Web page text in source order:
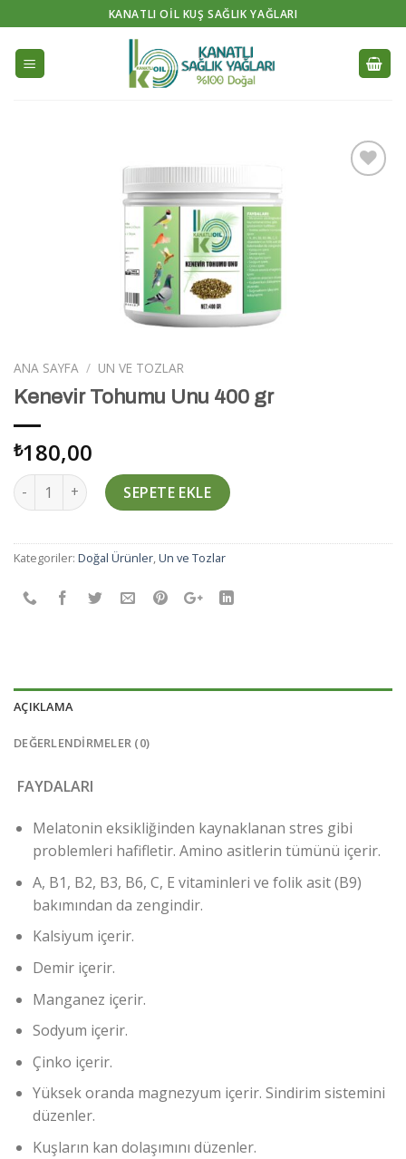
to
content
KANATLI OIL KUŞ SAĞLIK YAĞLARI
ANA SAYFA / UN VE TOZLAR
Kenevir Tohumu Unu 400 gr
₺180,00
Miktar SEPETE EKLE
Kategoriler: Doğal Ürünler,Un ve Tozlar
AÇIKLAMA
DEĞERLENDIRMELER (0)
FAYDALARI
Melatonin eksikliğinden kaynaklanan stres gibi
problemleri hafifletir. Amino asitlerin tümünü içerir.
A, B1, B2, B3, B6, C, E vitaminleri ve folik asit (B9)
bakımından da zengindir.
Kalsiyum içerir.
Demir içerir.
Manganez içerir.
Sodyum içerir.
Çinko içerir.
Yüksek oranda magnezyum içerir. Sindirim sistemini
düzenler.
Kuşların kan dolaşımını düzenler.